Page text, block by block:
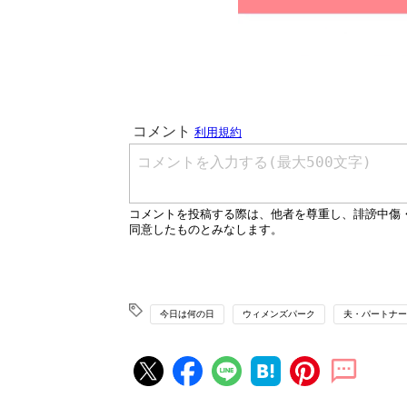
今日は何の日 ウィメンズパーク 夫・パートナー